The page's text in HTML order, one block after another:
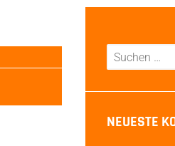
Suchen
nach:
NEUESTE